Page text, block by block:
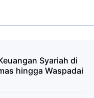
Syariah di
hingga Waspadai